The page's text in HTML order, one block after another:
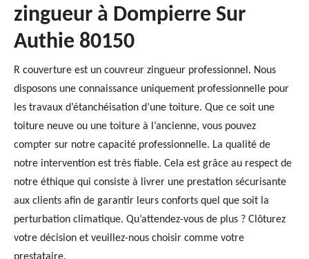
zingueur à Dompierre Sur
Authie 80150
R couverture est un couvreur zingueur professionnel. Nous
disposons une connaissance uniquement professionnelle pour
les travaux d’étanchéisation d’une toiture. Que ce soit une
toiture neuve ou une toiture à l’ancienne, vous pouvez
compter sur notre capacité professionnelle. La qualité de
notre intervention est très fiable. Cela est grâce au respect de
notre éthique qui consiste à livrer une prestation sécurisante
aux clients afin de garantir leurs conforts quel que soit la
perturbation climatique. Qu’attendez-vous de plus ? Clôturez
votre décision et veuillez-nous choisir comme votre